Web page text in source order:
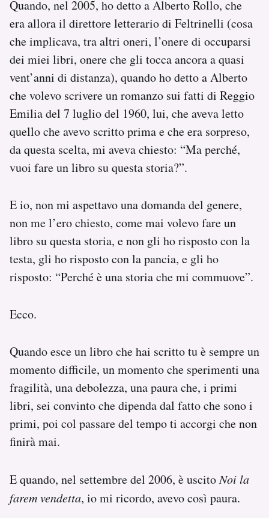
Quando, nel 2005, ho detto a Alberto Rollo, che
era allora il direttore letterario di Feltrinelli (cosa
che implicava, tra altri oneri, l’onere di occuparsi
dei miei libri, onere che gli tocca ancora a quasi
vent’anni di distanza), quando ho detto a Alberto
che volevo scrivere un romanzo sui fatti di Reggio
Emilia del 7 luglio del 1960, lui, che aveva letto
quello che avevo scritto prima e che era sorpreso,
da questa scelta, mi aveva chiesto: “Ma perché,
vuoi fare un libro su questa storia?”.
E io, non mi aspettavo una domanda del genere,
non me l’ero chiesto, come mai volevo fare un
libro su questa storia, e non gli ho risposto con la
testa, gli ho risposto con la pancia, e gli ho
risposto: “Perché è una storia che mi commuove”.
Ecco.
Quando esce un libro che hai scritto tu è sempre un
momento difficile, un momento che sperimenti una
fragilità, una debolezza, una paura che, i primi
libri, sei convinto che dipenda dal fatto che sono i
primi, poi col passare del tempo ti accorgi che non
finirà mai.
E quando, nel settembre del 2006, è uscitoNoi la
farem vendetta, io mi ricordo, avevo così paura.